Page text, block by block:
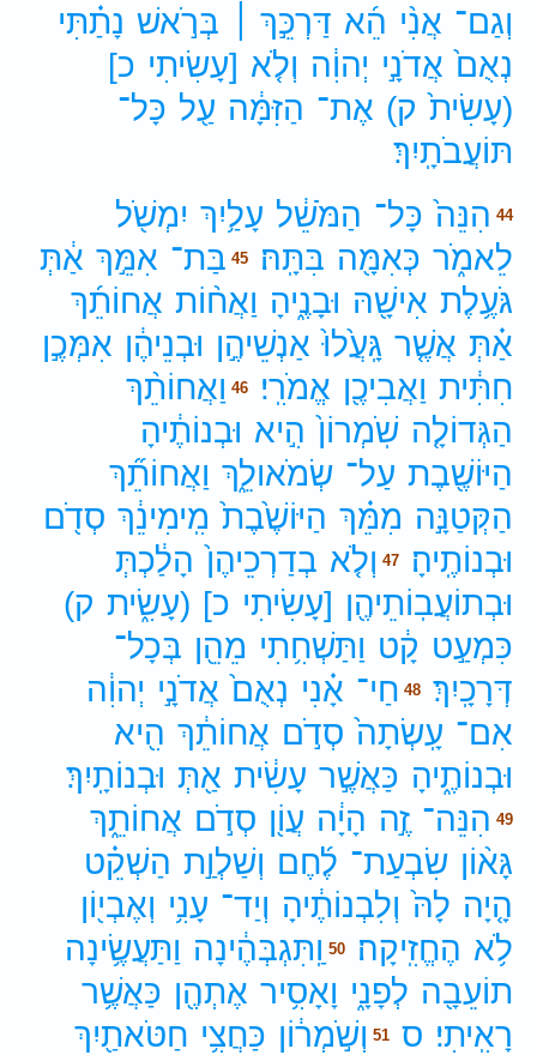
וְגַם־ אֲנִ֨י הֵ֜א דַּרְכֵּ֣ךְ ׀ בְּרֹ֣אשׁ נָתַ֗תִּי
נְאֻם֙ אֲדֹנָ֣י יְהוִ֔ה וְלֹ֤א [עָשִׂיתִי כ]
(עָשִׂית֙ ק) אֶת־ הַזִּמָּ֔ה עַ֖ל כָּל־
תּוֹעֲבֹתָֽיִךְ׃
44 הִנֵּה֙ כָּל־ הַמֹּשֵׁ֔ל עָלַ֥יִךְ יִמְשֹׁ֖ל
לֵאמֹ֑ר כְּאִמָּ֖ה בִּתָּֽהּ׃ 45 בַּת־ אִמֵּ֣ךְ אַ֔תְּ
גֹּעֶ֥לֶת אִישָׁ֖הּ וּבָנֶ֑יהָ וַאֲח֨וֹת אֲחוֹתֵ֜ךְ
אַ֗תְּ אֲשֶׁ֤ר גָּֽעֲ֙לוּ֙ אַנְשֵׁיהֶ֣ן וּבְנֵיהֶ֔ן אִמְּכֶ֣ן
חִתִּ֔ית וַאֲבִיכֶ֖ן אֱמֹרִֽי׃ 46 וַאֲחוֹתֵ֨ךְ
הַגְּדוֹלָ֤ה שֹֽׁמְרוֹן֙ הִ֣יא וּבְנוֹתֶ֔יהָ
הַיּוֹשֶׁ֖בֶת עַל־ שְׂמֹאולֵ֑ךְ וַאֲחוֹתֵ֞ךְ
הַקְּטַנָּ֣ה מִמֵּ֗ךְ הַיּוֹשֶׁ֙בֶת֙ מִֽימִינֵ֔ךְ סְדֹ֖ם
וּבְנוֹתֶֽיהָ׃
47 וְלֹ֤א בְדַרְכֵיהֶן֙ הָלַ֔כְתְּ
וּבְתוֹעֲבֽוֹתֵיהֶ֖ן [עָשִׂיתִי כ] (עָשִׂ֑ית ק)
כִּמְעַ֣ט קָ֔ט וַתַּשְׁחִ֥תִי מֵהֵ֖ן בְּכָל־
דְּרָכָֽיִךְ׃
48 חַי־ אָ֗נִי נְאֻם֙ אֲדֹנָ֣י יְהוִ֔ה
אִם־ עָֽשְׂתָה֙ סְדֹ֣ם אֲחוֹתֵ֔ךְ הִ֖יא
וּבְנוֹתֶ֑יהָ כַּאֲשֶׁ֣ר עָשִׂ֔ית אַ֖תְּ וּבְנוֹתָֽיִךְ׃
49 הִנֵּה־ זֶ֣ה הָיָ֔ה עֲוֹ֖ן סְדֹ֣ם אֲחוֹתֵ֑ךְ
גָּא֨וֹן שִׂבְעַת־ לֶ֜חֶם וְשַׁלְוַ֣ת הַשְׁקֵ֗ט
הָ֤יָה לָהּ֙ וְלִבְנוֹתֶ֔יהָ וְיַד־ עָנִ֥י וְאֶבְי֖וֹן
לֹ֥א הֶחֱזִֽיקָה׃ 50 וַֽתִּגְבְּהֶ֔ינָה וַתַּעֲשֶׂ֥ינָה
תוֹעֵבָ֖ה לְפָנָ֑י וָאָסִ֥יר אֶתְהֶ֖ן כַּאֲשֶׁ֥ר
רָאִֽיתִי׃ ס 51 וְשֹׁ֣מְר֔וֹן כַּחֲצִ֥י חַטֹּאתַ֖יִךְ